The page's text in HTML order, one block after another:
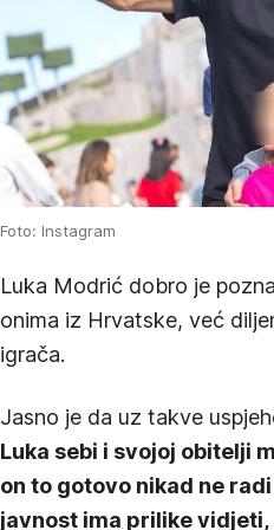
Foto: Instagram
Luka Modrić dobro je
onima iz Hrvatske, već
igrača.
Jasno je da uz takve
Luka sebi i svojoj obitelji
on to gotovo nikad ne
javnost ima prilike vidjeti,